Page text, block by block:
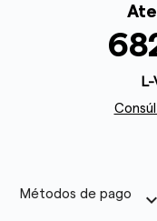
Métodos de pago keyboard_arrow_down